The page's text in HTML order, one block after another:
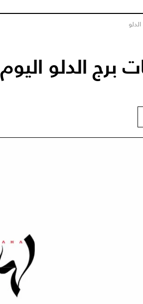
الدلو
الدلو اليوم 09/09/2023